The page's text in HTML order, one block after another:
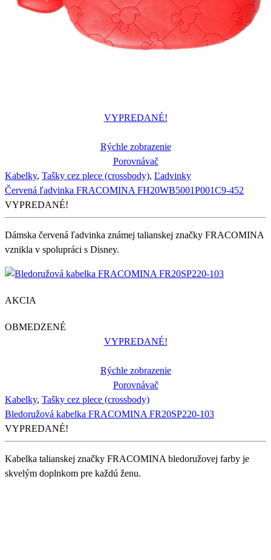
VYPREDANÉ!
Rýchle zobrazenie
Porovnávač
Kabelky, Tašky cez plece (crossbody), Ľadvinky
Červená ľadvinka FRACOMINA FH20WB5001P001C9-452
VYPREDANÉ!
Dámska červená ľadvinka známej talianskej značky FRACOMINA
vznikla v spolupráci s Disney.
AKCIA
OBMEDZENÉ
VYPREDANÉ!
Rýchle zobrazenie
Porovnávač
Kabelky, Tašky cez plece (crossbody)
Bledoružová kabelka FRACOMINA FR20SP220-103
VYPREDANÉ!
Kabelka talianskej značky FRACOMINA bledoružovej farby je
skvelým doplnkom pre každú ženu.